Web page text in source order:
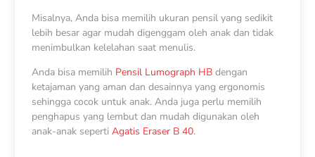
Misalnya, Anda bisa memilih ukuran pensil yang sedikit
lebih besar agar mudah digenggam oleh anak dan tidak
menimbulkan kelelahan saat menulis.
Anda bisa memilih Pensil Lumograph HB dengan
ketajaman yang aman dan desainnya yang ergonomis
sehingga cocok untuk anak. Anda juga perlu memilih
penghapus yang lembut dan mudah digunakan oleh
anak-anak sepertiAgatis Eraser B 40.